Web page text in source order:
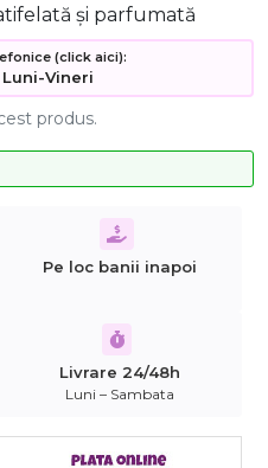
și parfumată
(click aici):
Luni-Vineri
produs.
Pe loc banii inapoi
Livrare 24/48h
Luni – Sambata